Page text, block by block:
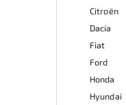
Citroën
Dacia
Fiat
Ford
Honda
Hyundai